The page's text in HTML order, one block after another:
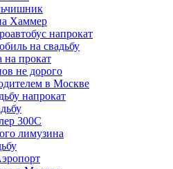
Хаммер
напрокат
на свадьбу
на прокат
не дорого
в Москве
напрокат
300С
лимузина